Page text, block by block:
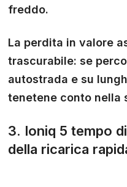
freddo.
La perdita in valore
trascurabile: se
autostrada e su
tenetene conto nella
3. Ioniq 5 tempo
della ricarica